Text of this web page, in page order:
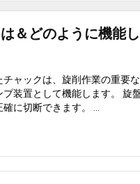
＆どのように機能
ャックは、旋削作業の重要
装置として機能します。 旋
に切断できます。 ...